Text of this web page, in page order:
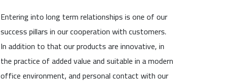
Entering into long term relationships is one of our
success pillars in our cooperation with customers.
In addition to that our products are innovative, in
the practice of added value and suitable in a modern
office environment, and personal contact with our